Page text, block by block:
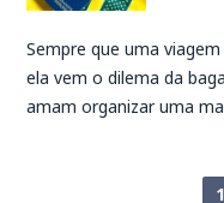
Sempre que uma
ela vem o dilema da
amam organizar uma
1